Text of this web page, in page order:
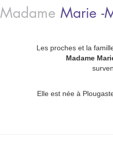
Madame Marie -
Les proches et la
Madame
Elle est née à